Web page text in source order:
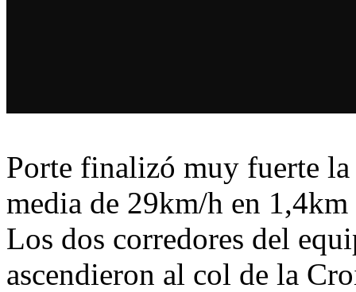
Porte finalizó muy fuerte
media de 29km/h en
Los dos corredores del
ascendieron al col de la